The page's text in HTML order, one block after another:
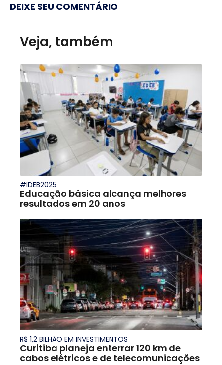
DEIXE SEU COMENTÁRIO
Veja, também
#IDEB2025
Educação básica alcança melhores
resultados em 20 anos
R$ 1,2 BILHÃO EM INVESTIMENTOS
Curitiba planeja enterrar 120 km de
cabos elétricos e de telecomunicações